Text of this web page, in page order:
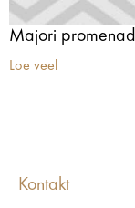
Majori
Loe veel
Kontakt